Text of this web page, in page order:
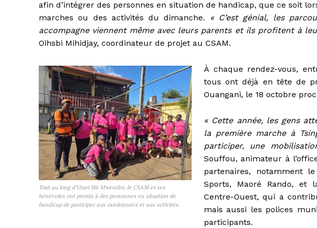
afin d’intégrer des personnes en situation de handicap, que ce soit
marches ou des activités du dimanche.
« C’est génial, les
accompagne viennent même avec leurs parents et ils profitent à
Oihsbi Mihidjay, coordinateur de projet au CSAM.
Tout au long d’Uzuri Wa Mwendro, le CSAM et ses
bénévoles ont permis à des personnes en situation de
handicap de participer aux randonnées et aux activités.
À chaque rendez-vous,
tous ont déjà en tête de
Ouangani, le 18 octobre
« Cette année, les gens
la première marche à
participer, une
Souffou, animateur à
partenaires, notamment
Sports, Maoré Rando, et
Centre-Ouest, qui a
mais aussi les polices
participants.